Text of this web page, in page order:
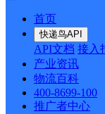
首页
快递鸟API
API文档 接入
产业资讯
物流百科
400-8699-100
推广者中心
和家
新园
出所